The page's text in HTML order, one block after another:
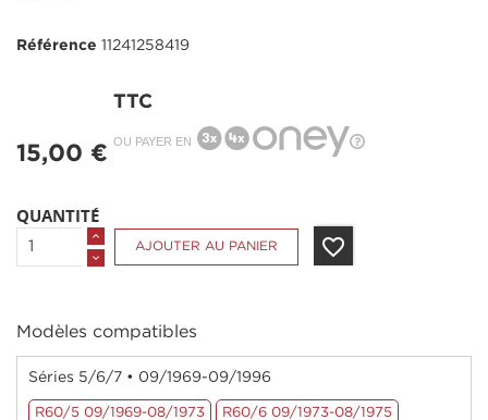
Référence 11241258419
15,00 €
TTC
OU PAYER EN
QUANTITÉ
AJOUTER AU PANIER favorite_border
Modèles compatibles
Séries 5/6/7 • 09/1969-09/1996
R60/5 09/1969-08/1973 R60/6 09/1973-08/1975